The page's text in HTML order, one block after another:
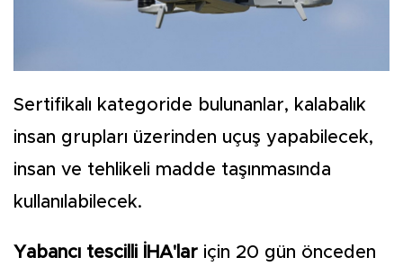
Sertifikalı kategoride bulunanlar, kalabalık
insan grupları üzerinden uçuş yapabilecek,
insan ve tehlikeli madde taşınmasında
kullanılabilecek.
Yabancı tescilli İHA'lar için 20 gün önceden